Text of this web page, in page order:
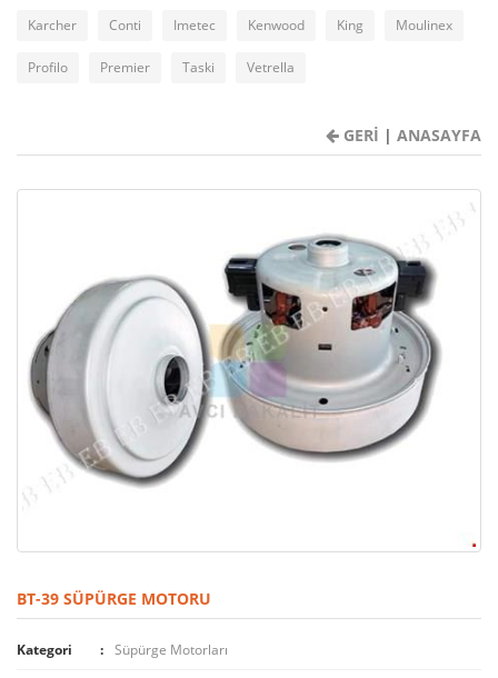
Karcher Conti Imetec Kenwood King Moulinex
Profilo Premier Taski Vetrella
GERİ | ANASAYFA
BT-39 SÜPÜRGE MOTORU
Kategori Süpürge Motorları